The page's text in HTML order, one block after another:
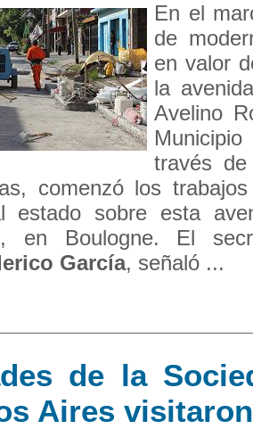
En el
de
en valor
la
Avelino
través
comenzó los
estado sobre esta
en Boulogne. El
García, señaló ...
de la
Aires